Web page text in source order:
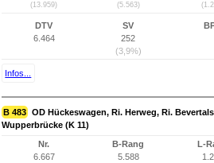
(13.959) (5.563)
DTV
6.464
SV
252
(3,9%)
Infos...
B 483 OD Hückeswagen, Ri. Herweg, Ri.
Wupperbrücke (K 11)
Nr.
6.667
B-Rang
5.588
L-